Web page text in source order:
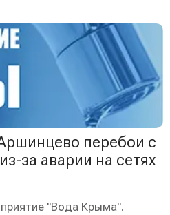
перебои с
за аварии на сетях
"Вода Крыма".